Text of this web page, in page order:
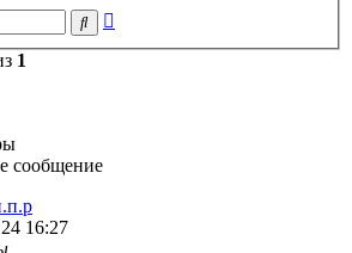
Поиск
1
сообщение
16:27